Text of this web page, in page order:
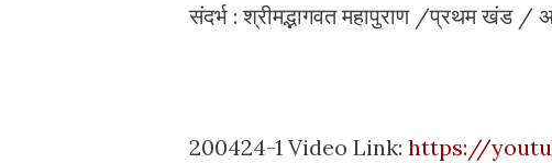
संदर्भ : श्रीमद्भागवत महापुराण /
200424-1 Video Link: https://